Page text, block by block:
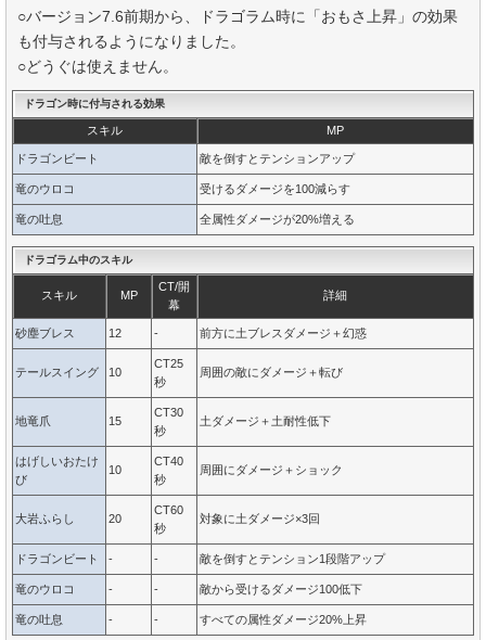
○バージョン7.6前期から、ドラゴラム時に「おもさ上昇」の効果
も付与されるようになりました。
○どうぐは使えません。
ドラゴン時に付与される効果
スキル MP
ドラゴンビート 敵を倒すとテンションアップ
竜のウロコ 受けるダメージを100減らす
竜の吐息 全属性ダメージが20%増える
ドラゴラム中のスキル
スキル MP
CT/開
幕
詳細
砂塵ブレス 12 - 前方に土ブレスダメージ＋幻惑
テールスイング 10
CT25
秒
周囲の敵にダメージ＋転び
地竜爪 15
CT30
秒
土ダメージ＋土耐性低下
はげしいおたけ
び
10
CT40
秒
周囲にダメージ＋ショック
大岩ふらし 20
CT60
秒
対象に土ダメージ×3回
ドラゴンビート - - 敵を倒すとテンション1段階アップ
竜のウロコ - - 敵から受けるダメージ100低下
竜の吐息 - - すべての属性ダメージ20%上昇